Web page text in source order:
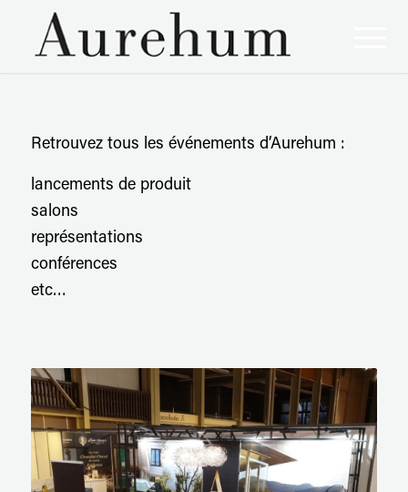
Retrouvez tous les événements d’Aurehum :
lancements de produit
salons
représentations
conférences
etc…